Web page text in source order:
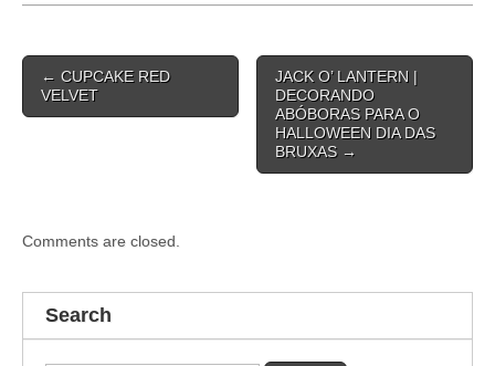
Post
navigation
← CUPCAKE RED
VELVET
JACK O’ LANTERN |
DECORANDO
ABÓBORAS PARA O
HALLOWEEN DIA DAS
BRUXAS →
Comments are closed.
Search